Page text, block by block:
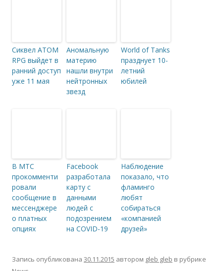
Сиквел ATOM
RPG выйдет в
ранний доступ
уже 11 мая
Аномальную
материю
нашли внутри
нейтронных
звезд
World of Tanks
празднует 10-
летний
юбилей
В МТС
прокомменти
ровали
сообщение в
мессенджере
о платных
опциях
Facebook
разработала
карту с
данными
людей с
подозрением
на COVID-19
Наблюдение
показало, что
фламинго
любят
собираться
«компанией
друзей»
Запись опубликована 30.11.2015 автором gleb gleb в рубрике